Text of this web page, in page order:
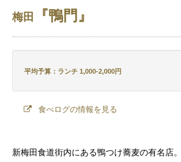
梅田 『鴨門』
平均予算：ランチ 1,000-2,000円
食べログの情報を見る
新梅田食道街内にある鴨つけ蕎麦の有名店。